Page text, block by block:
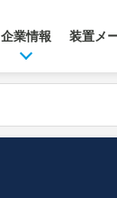
企業情報 装置メ